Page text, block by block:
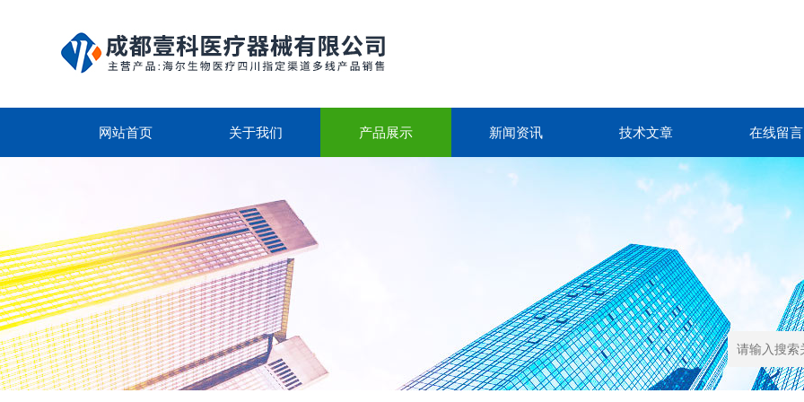
网站首页 关于我们 产品展示 新闻资讯 技术文章 在线留言